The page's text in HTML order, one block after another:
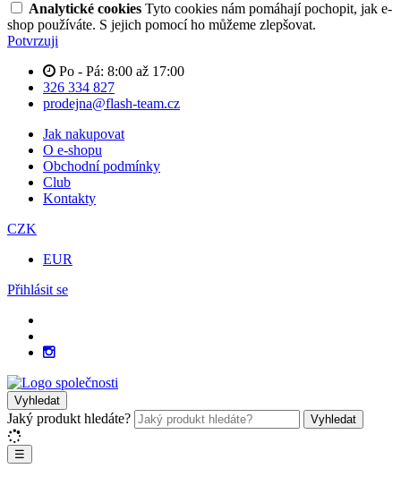
Analytické cookies Tyto cookies nám pomáhají pochopit, jak e-
shop používáte. S jejich pomocí ho můžeme zlepšovat.
Potvrzuji
Po - Pá: 8:00 až 17:00
326 334 827
prodejna@flash-team.cz
Jak nakupovat
O e-shopu
Obchodní podmínky
Club
Kontakty
CZK
EUR
Přihlásit se
Vyhledat
Jaký produkt hledáte? Vyhledat
☰